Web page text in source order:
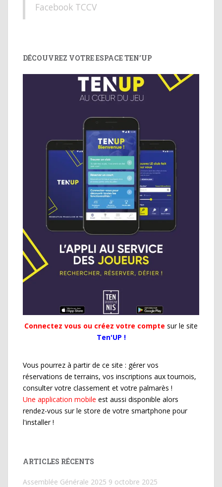
Facebook TCCV
DÉCOUVREZ VOTRE ESPACE TEN’UP
Connectez vous ou créez votre compte sur le site
Ten'UP !
Vous pourrez à partir de ce site : gérer vos
réservations de terrains, vos inscriptions aux tournois,
consulter votre classement et votre palmarès !
Une application mobile est aussi disponible alors
rendez-vous sur le store de votre smartphone pour
l'installer !
ARTICLES RÉCENTS
Assemblée Générale 2025 9 octobre 2025